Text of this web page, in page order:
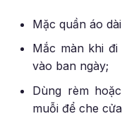
Mặc quần áo
Mắc màn khi
vào ban ngày;
Dùng rèm
muỗi để che